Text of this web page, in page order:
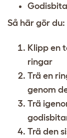
Så här gör du:
Klipp en
ringar
Trä en
genom
Trä
Trä den